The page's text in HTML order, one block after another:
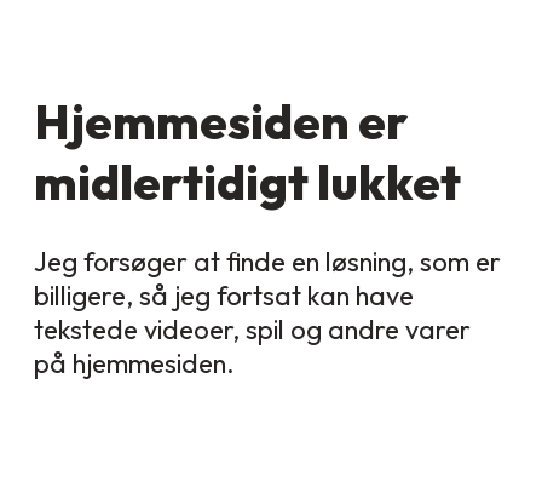
Hjemmesiden er
midlertidigt lukket
Jeg forsøger at finde en løsning, som er
billigere, så jeg fortsat kan have
tekstede videoer, spil og andre varer
på hjemmesiden.